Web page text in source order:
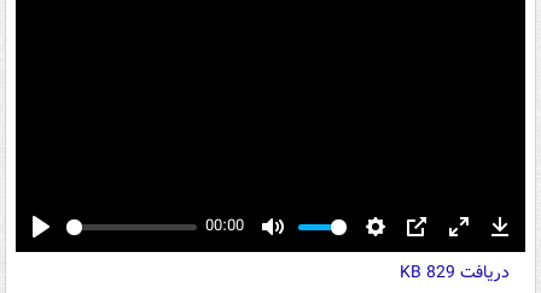
Play
00:00
Mute Settings
PIP Enter
fullscreen
دریافت 829 KB